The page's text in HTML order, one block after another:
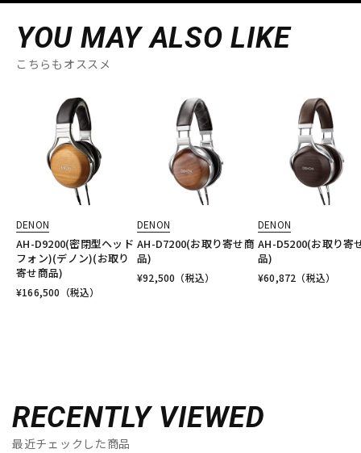
YOU MAY ALSO LIKE
こちらもオススメ
DENON
AH-D9200(密閉型ヘッド
フォン)(デノン)(お取り
寄せ商品)
¥166,500 （税込）
DENON
AH-D7200(お取り寄せ商
品)
¥92,500 （税込）
DENON
AH-D5200(お取り寄
品)
¥60,872 （税込）
RECENTLY VIEWED
最近チェックした商品